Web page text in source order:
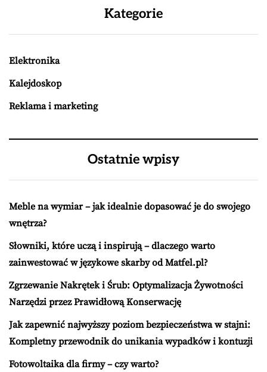
Kategorie
Elektronika
Kalejdoskop
Reklama i marketing
Ostatnie wpisy
Meble na wymiar – jak idealnie dopasować je do swojego
wnętrza?
Słowniki, które uczą i inspirują – dlaczego warto
zainwestować w językowe skarby od Matfel.pl?
Zgrzewanie Nakrętek i Śrub: Optymalizacja Żywotności
Narzędzi przez Prawidłową Konserwację
Jak zapewnić najwyższy poziom bezpieczeństwa w stajni:
Kompletny przewodnik do unikania wypadków i kontuzji
Fotowoltaika dla firmy – czy warto?